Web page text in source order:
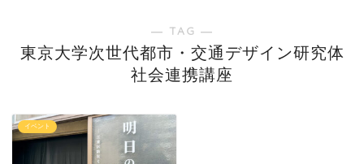
― TAG ―
東京大学次世代都市・交通デザイン研究体
社会連携講座
イベント